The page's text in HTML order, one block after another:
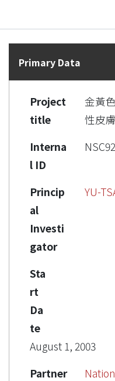
Primary Data
Project
title
金黃
性皮
Interna
l ID
Princip
al
Investi
gator
YU-
Sta
rt
Da
te
August 1, 2003
Partner